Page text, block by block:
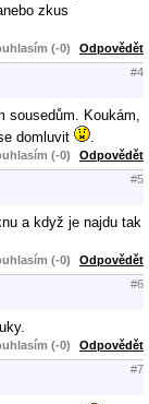
zkus
(-0) Odpovědět
#4
Koukám,
domluvit
(-0) Odpovědět
#5
a když je najdu tak
(-0) Odpovědět
#6
(-0) Odpovědět
#7